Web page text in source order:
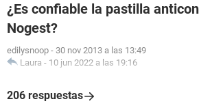
¿Es confiable la pastilla
Nogest?
edilysnoop - 30 nov 2013 a las 13:49
Laura - 10 jun 2022 a las 19:16
206 respuestas